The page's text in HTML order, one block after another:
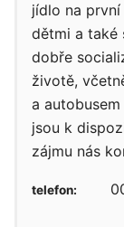
jídlo na
dětmi a také
dobře
životě,
a
jsou k
zájmu nás
telefon: